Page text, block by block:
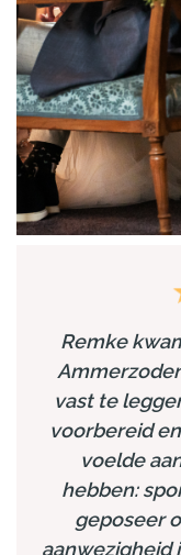
Remke
vast te
voorbereid
voelde
hebben:
geposeer
aanwezigheid